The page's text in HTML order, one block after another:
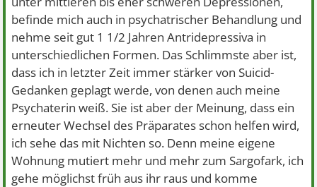
befinde mich auch in psychatrischer Behandlung und
nehme seit gut 1 1/2 Jahren Antridepressiva in
unterschiedlichen Formen. Das Schlimmste aber ist,
dass ich in letzter Zeit immer stärker von Suicid-
Gedanken geplagt werde, von denen auch meine
Psychaterin weiß. Sie ist aber der Meinung, dass ein
erneuter Wechsel des Präparates schon helfen wird,
ich sehe das mit Nichten so. Denn meine eigene
Wohnung mutiert mehr und mehr zum Sargofark, ich
gehe möglichst früh aus ihr raus und komme